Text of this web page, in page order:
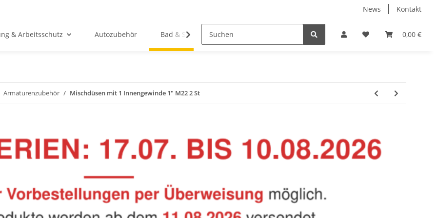
News Kontakt
0,00 €
& Arbeitsschutz Autozubehör Bad & Sanitär Belüftung & Entlüftung
Armaturenzubehör Mischdüsen mit 1 Innengewinde 1" M22 2 St